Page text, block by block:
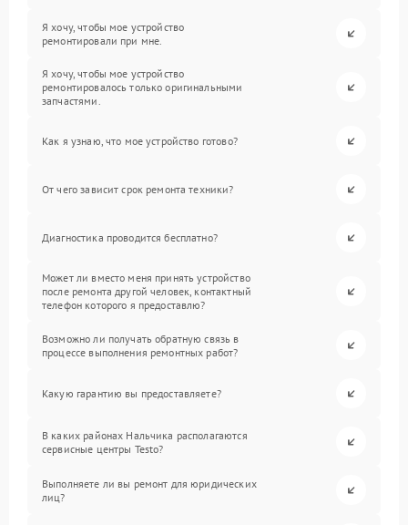
Я хочу, чтобы мое устройство
ремонтировали при мне.
Я хочу, чтобы мое устройство
ремонтировалось только оригинальными
запчастями.
Как я узнаю, что мое устройство готово?
От чего зависит срок ремонта техники?
Диагностика проводится бесплатно?
Может ли вместо меня принять устройство
после ремонта другой человек, контактный
телефон которого я предоставлю?
Возможно ли получать обратную связь в
процессе выполнения ремонтных работ?
Какую гарантию вы предоставляете?
В каких районах Нальчика располагаются
сервисные центры Testo?
Выполняете ли вы ремонт для юридических
лиц?